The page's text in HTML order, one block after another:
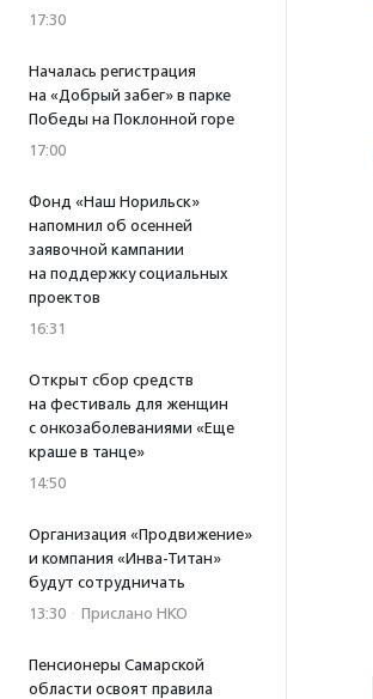
17:30
Началась регистрация
на «Добрый забег» в парке
Победы на Поклонной горе
17:00
Фонд «Наш Норильск»
напомнил об осенней
заявочной кампании
на поддержку социальных
проектов
16:31
Открыт сбор средств
на фестиваль для женщин
с онкозаболеваниями «Еще
краше в танце»
14:50
Организация «Продвижение»
и компания «Инва-Титан»
будут сотрудничать
13:30 · Прислано НКО
Пенсионеры Самарской
области освоят правила